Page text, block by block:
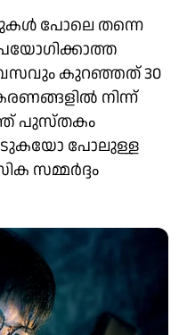
പോലെ തന്നെ
കുറഞ്ഞത് 30
നിന്ന്
പുസ്തകം
പോലുള്ള
സമ്മർദ്ദം